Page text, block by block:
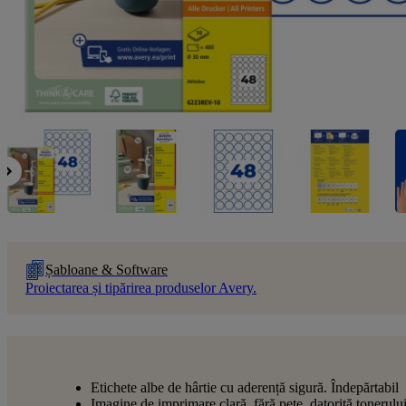
Șabloane & Software
Proiectarea și tipărirea produselor Avery.
Etichete albe de hârtie cu aderență sigură. Îndepărtabil